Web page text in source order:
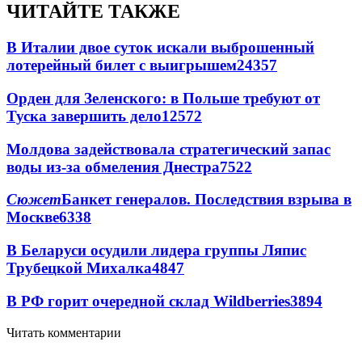
ЧИТАЙТЕ ТАКЖЕ
В Италии двое суток искали выброшенный
лотерейный билет с выигрышем24357
Орден для Зеленского: в Польше требуют от
Туска завершить дело12572
Молдова задействовала стратегический запас
воды из-за обмеления Днестра7522
СюжетБанкет генералов. Последствия взрыва в
Москве6338
В Беларуси осудили лидера группы Ляпис
Трубецкой Михалка4847
В РФ горит очередной склад Wildberries3894
Читать комментарии